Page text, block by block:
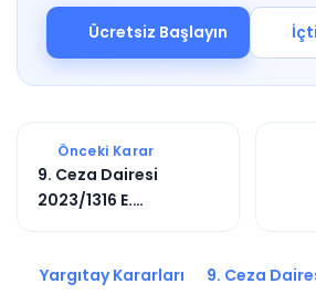
Ücretsiz Başlayın
Önceki Karar
9. Ceza Dairesi
2023/1316 E.
Yargıtay Kararları 9. Ceza